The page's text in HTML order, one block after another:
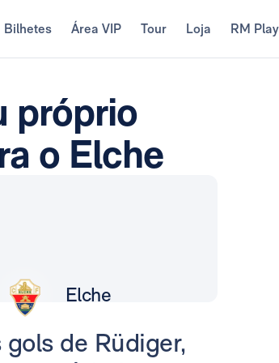
Bilhetes Área VIP Tour Loja RM Play
próprio
o Elche
Elche
de Rüdiger,